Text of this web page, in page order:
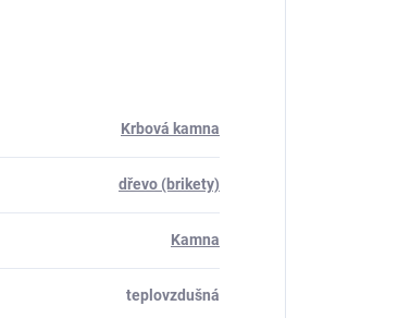
Krbová kamna
dřevo (brikety)
Kamna
teplovzdušná